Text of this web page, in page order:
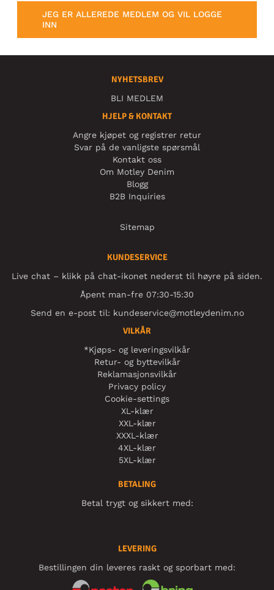
JEG ER ALLEREDE MEDLEM OG VIL LOGGE
INN
NYHETSBREV
BLI MEDLEM
HJELP & KONTAKT
Angre kjøpet og registrer retur
Svar på de vanligste spørsmål
Kontakt oss
Om Motley Denim
Blogg
B2B Inquiries
Sitemap
KUNDESERVICE
Live chat – klikk på chat-ikonet nederst til høyre på siden.
Åpent man-fre 07:30-15:30
Send en e-post til: kundeservice@motleydenim.no
VILKÅR
*Kjøps- og leveringsvilkår
Retur- og byttevilkår
Reklamasjonsvilkår
Privacy policy
Cookie-settings
XL-klær
XXL-klær
XXXL-klær
4XL-klær
5XL-klær
BETALING
Betal trygt og sikkert med:
LEVERING
Bestillingen din leveres raskt og sporbart med: